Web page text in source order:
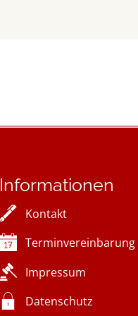
Informationen
Kontakt
Terminvereinbarung
Impressum
Datenschutz